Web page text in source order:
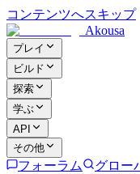
コンテンツへスキップ
Akousa
プレイ
ビルド
探索
学ぶ
API
その他
フォーラム
グロー